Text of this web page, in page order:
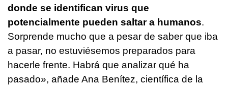
donde se identifican virus que
potencialmente pueden saltar a humanos.
Sorprende mucho que a pesar de saber que iba
a pasar, no estuviésemos preparados para
hacerle frente. Habrá que analizar qué ha
pasado», añade Ana Benítez, científica de la